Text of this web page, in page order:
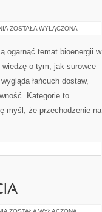
PRZEMYSŁ
INWESTYCJE
ZOSTAŁA WYŁĄCZONA
ogarnąć temat bioenergii w
o tym, jak surowce
łańcuch dostaw,
Kategorie to
myśl, że przechodzenie na
FRANCUSKA